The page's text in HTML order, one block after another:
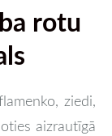
rotu
ziedi,
aizrautīgā